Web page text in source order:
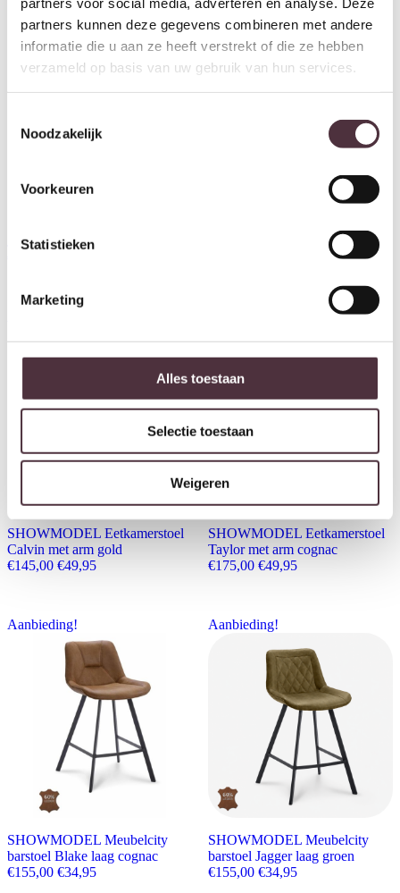
partners kunnen deze gegevens combineren met andere
informatie die u aan ze heeft verstrekt of die ze hebben
verzameld op basis van uw gebruik van hun services.
Noodzakelijk
Voorkeuren
Statistieken
Marketing
Alles toestaan
Selectie toestaan
Weigeren
Jane met arm camel
SHOWMODEL Eetkamerstoel
Oorspronkelijke prijs
Huidige prijs is:
SHOWMODEL Eetkamerstoel
Calvin met arm gold
€145,00 Oorspronkelijke prijs was: €145,00.
€49,95Huidige prijs is: €49,95.
SHOWMODEL Eetkamerstoel
Taylor met arm cognac
€175,00 Oorspronkelijke prijs
€49,95Huidige prijs is:
Aanbieding!
SHOWMODEL Meubelcity
barstoel Blake laag cognac
€155,00 Oorspronkelijke prijs was: €155,00.
€34,95Huidige prijs is: €34,95.
Aanbieding!
SHOWMODEL Meubelcity
barstoel Jagger laag groen
€155,00 Oorspronkelijke prijs
€34,95Huidige prijs is: